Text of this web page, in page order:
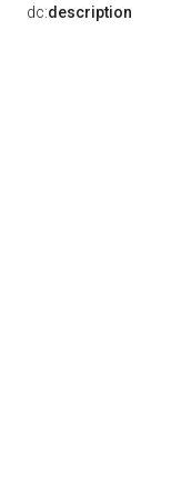
dc:description